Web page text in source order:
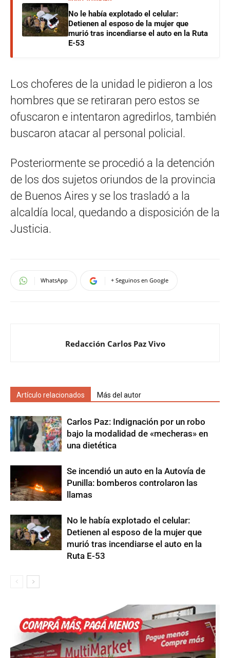
No le había explotado el celular:
Detienen al esposo de la mujer que
murió tras incendiarse el auto en la Ruta
E-53
Los choferes de la unidad le pidieron a los
hombres que se retiraran pero estos se
ofuscaron e intentaron agredirlos, también
buscaron atacar al personal policial.
Posteriormente se procedió a la detención
de los dos sujetos oriundos de la provincia
de Buenos Aires y se los trasladó a la
alcaldía local, quedando a disposición de la
Justicia.
WhatsApp + Seguinos en Google
Redacción Carlos Paz Vivo
Artículo relacionados Más del autor
Carlos Paz: Indignación por un robo
bajo la modalidad de «mecheras» en
una dietética
Se incendió un auto en la Autovía de
Punilla: bomberos controlaron las
llamas
No le había explotado el celular:
Detienen al esposo de la mujer que
murió tras incendiarse el auto en la
Ruta E-53